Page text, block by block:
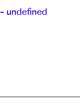
undefined